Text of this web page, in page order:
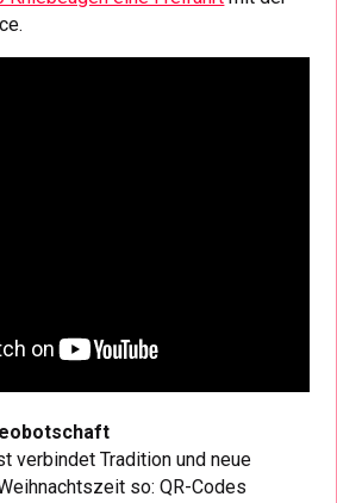
verbindet Tradition und neue
so: QR-Codes